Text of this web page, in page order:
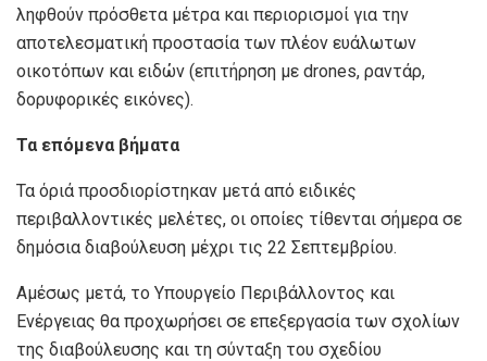
ληφθούν πρόσθετα μέτρα και περιορισμοί για την
αποτελεσματική προστασία των πλέον ευάλωτων
οικοτόπων και ειδών (επιτήρηση με drones, ραντάρ,
δορυφορικές εικόνες).
Τα επόμενα βήματα
Τα όριά προσδιορίστηκαν μετά από ειδικές
περιβαλλοντικές μελέτες, οι οποίες τίθενται σήμερα σε
δημόσια διαβούλευση μέχρι τις 22 Σεπτεμβρίου.
Αμέσως μετά, το Υπουργείο Περιβάλλοντος και
Ενέργειας θα προχωρήσει σε επεξεργασία των σχολίων
της διαβούλευσης και τη σύνταξη του σχεδίου